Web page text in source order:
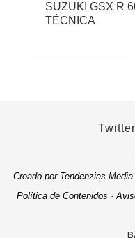
SUZUKI GSX R
TÉCNICA
Twitter
Creado por Tendenzias
Política de Contenidos ·